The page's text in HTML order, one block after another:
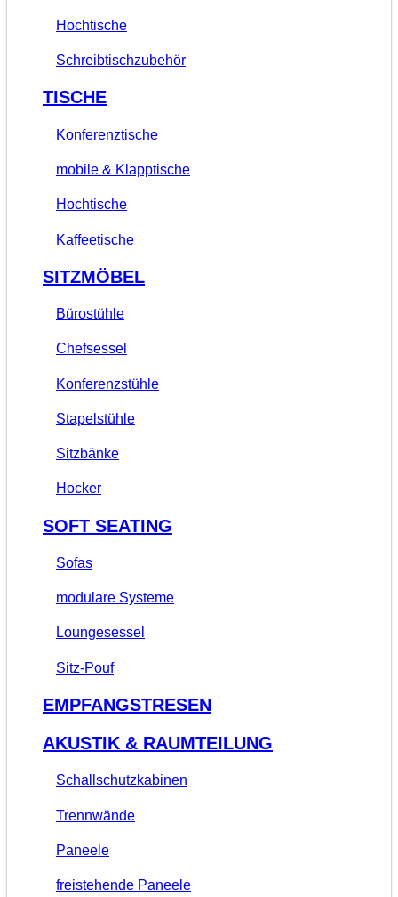
Hochtische
Schreibtischzubehör
TISCHE
Konferenztische
mobile & Klapptische
Hochtische
Kaffeetische
SITZMÖBEL
Bürostühle
Chefsessel
Konferenzstühle
Stapelstühle
Sitzbänke
Hocker
SOFT SEATING
Sofas
modulare Systeme
Loungesessel
Sitz-Pouf
EMPFANGSTRESEN
AKUSTIK & RAUMTEILUNG
Schallschutzkabinen
Trennwände
Paneele
freistehende Paneele